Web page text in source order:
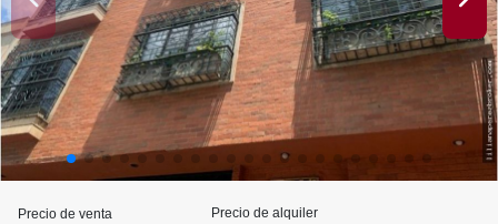
Precio de venta Precio de alquiler